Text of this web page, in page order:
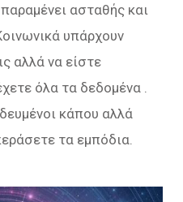
ασταθής και
υπάρχουν
αλλά να είστε
όλα τα δεδομένα .
κάπου αλλά
τα εμπόδια.